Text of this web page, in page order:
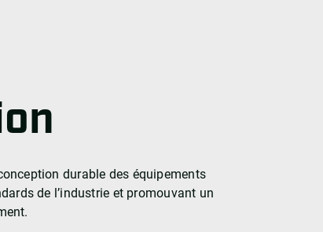
durable des équipements
de l’industrie et promouvant un